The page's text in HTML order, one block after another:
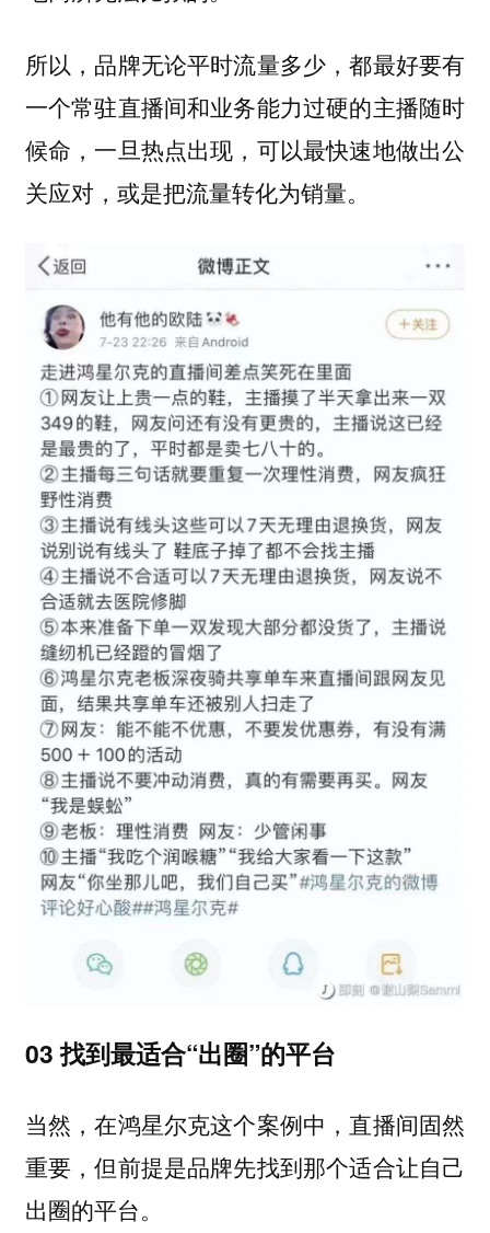
所以，品牌无论平时流量多少，都最好要有
一个常驻直播间和业务能力过硬的主播随时
候命，一旦热点出现，可以最快速地做出公
关应对，或是把流量转化为销量。
03找到最适合“出圈”的平台
当然，在鸿星尔克这个案例中，直播间固然
重要，但前提是品牌先找到那个适合让自己
出圈的平台。